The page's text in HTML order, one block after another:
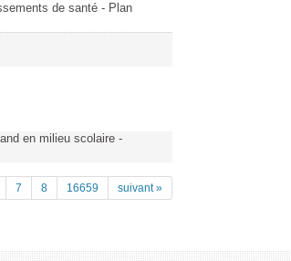
de santé - Plan
en milieu scolaire -
7 8 16659 suivant »